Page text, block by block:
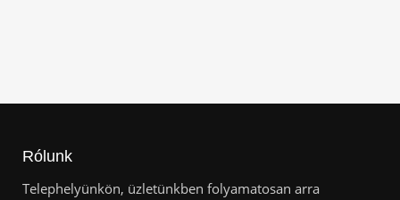
Rólunk
Telephelyünkön, üzletünkben folyamatosan arra